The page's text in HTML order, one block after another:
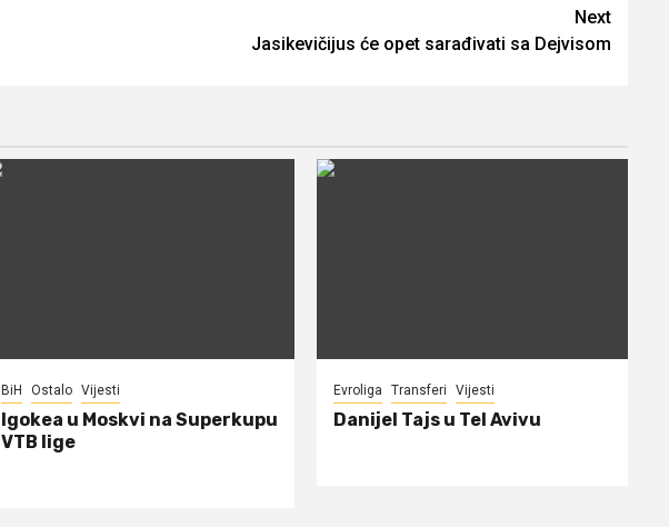
Next
Jasikevičijus će opet sarađivati sa Dejvisom
BiH Ostalo Vijesti
Igokea u Moskvi na Superkupu
VTB lige
Evroliga Transferi Vijesti
Danijel Tajs u Tel Avivu